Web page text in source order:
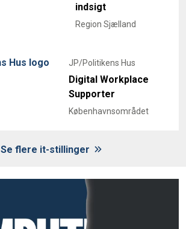
indsigt
Region Sjælland
JP/Politikens Hus
Digital Workplace
Supporter
Københavnsområdet
Se flere it-stillinger